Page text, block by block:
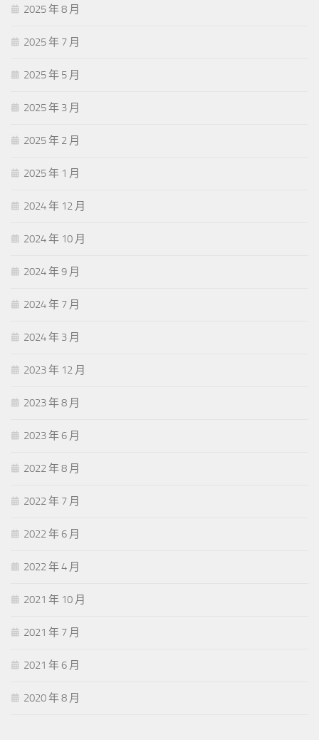
2025 年 8 月
2025 年 7 月
2025 年 5 月
2025 年 3 月
2025 年 2 月
2025 年 1 月
2024 年 12 月
2024 年 10 月
2024 年 9 月
2024 年 7 月
2024 年 3 月
2023 年 12 月
2023 年 8 月
2023 年 6 月
2022 年 8 月
2022 年 7 月
2022 年 6 月
2022 年 4 月
2021 年 10 月
2021 年 7 月
2021 年 6 月
2020 年 8 月